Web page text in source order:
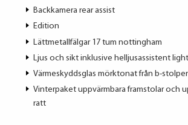
Backkamera rear assist
Edition
Lättmetallfälgar 17 tum nottingham
Ljus och sikt inklusive helljusassistent
Värmeskyddsglas mörktonat från b-
Vinterpaket uppvärmbara framstolar och
ratt